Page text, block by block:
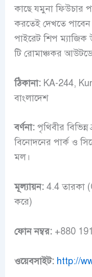
কাছে যমুনা ফিউচার
করতেই দেখতে পাবেন
পাইরেট শিপ
টি রোমাঞ্চকর
ঠিকানা:KA-244,
বাংলাদেশ
বর্ণনা:পৃথিবীর
বিনোদনের পার্ক ও
মল।
মূল্যায়ন:4.4 তারকা
করে)
ফোন নম্বর:+880
ওয়েবসাইট: http://